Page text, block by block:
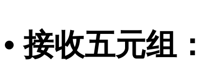
• 接收五元组：